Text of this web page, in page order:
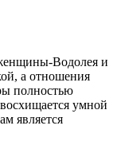
Водолея и
а отношения
полностью
умной
является